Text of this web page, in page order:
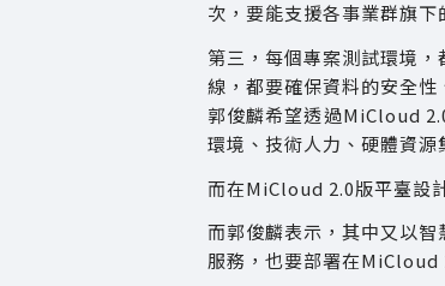
次，要能支援各事業群旗
第三，每個專案測試環境
線，都要確保資料的安全性
郭俊麟希望透過MiCloud
環境、技術人力、硬體資
而在MiCloud 2.0版平臺設
而郭俊麟表示，其中又以
服務，也要部署在MiCloud